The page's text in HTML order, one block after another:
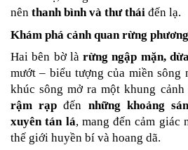
nên thanh bình và thư thái đến lạ.
Khám phá cảnh quan rừng
Hai bên bờ là rừng ngập mặn,
mướt – biểu tượng của miền sông
khúc sông mở ra một khung
rậm rạp đến những khoảng
xuyên tán lá, mang đến cảm giác
thế giới huyền bí và hoang dã.